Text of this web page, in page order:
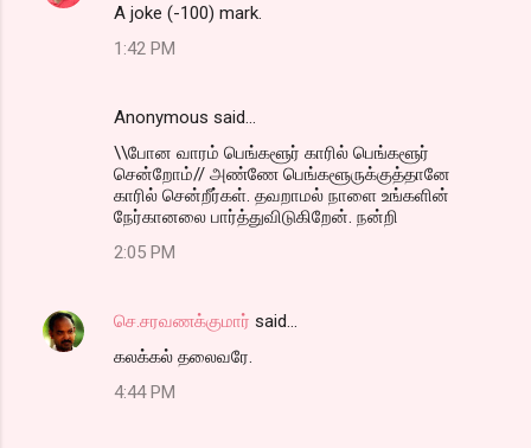
A joke (-100) mark.
1:42 PM
Anonymous said…
\\போன வாரம் பெங்களூர் காரில் பெங்களூர்
சென்றோம்// அண்ணே பெங்களூருக்குத்தானே
காரில் சென்றீர்கள். தவறாமல் நாளை உங்களின்
நேர்கானலை பார்த்துவிடுகிறேன். நன்றி
2:05 PM
செ.சரவணக்குமார் said…
கலக்கல் தலைவரே.
4:44 PM